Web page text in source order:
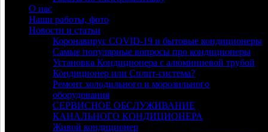
О нас
Наши работы, фото
Новости и статьи
Коронавирус COVID-19 и бытовые кондиционеры
Самые популярные вопросы про кондиционеры
Установка Кондиционера с алюминиевой трубой
Кондиционер или Сплит-система?
Ремонт холодильного и морозильного
оборудования
СЕРВИСНОЕ ОБСЛУЖИВАНИЕ
КАНАЛЬНОГО КОНДИЦИОНЕРА
Живой кондиционер